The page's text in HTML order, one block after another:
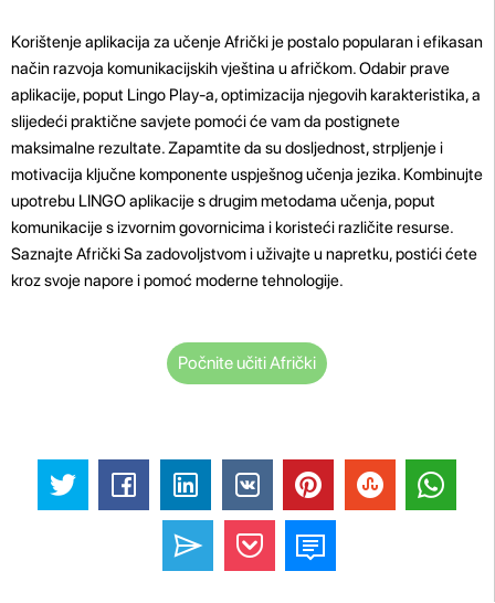
Korištenje aplikacija za učenje Afrički je postalo popularan i efikasan
način razvoja komunikacijskih vještina u afričkom. Odabir prave
aplikacije, poput Lingo Play-a, optimizacija njegovih karakteristika, a
slijedeći praktične savjete pomoći će vam da postignete
maksimalne rezultate. Zapamtite da su dosljednost, strpljenje i
motivacija ključne komponente uspješnog učenja jezika. Kombinujte
upotrebu LINGO aplikacije s drugim metodama učenja, poput
komunikacije s izvornim govornicima i koristeći različite resurse.
Saznajte Afrički Sa zadovoljstvom i uživajte u napretku, postići ćete
kroz svoje napore i pomoć moderne tehnologije.
Počnite učiti Afrički